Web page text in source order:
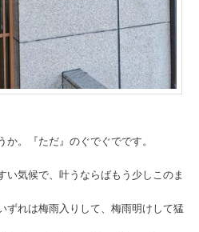
。『ただ』のぐでぐでです。
い気候で、叶うならばもう少しこのま
ずれは梅雨入りして、梅雨明けして猛